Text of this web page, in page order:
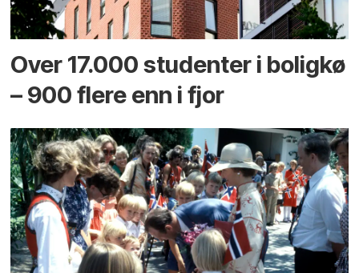
Over 17.000 studenter i boligkø
– 900 flere enn i fjor